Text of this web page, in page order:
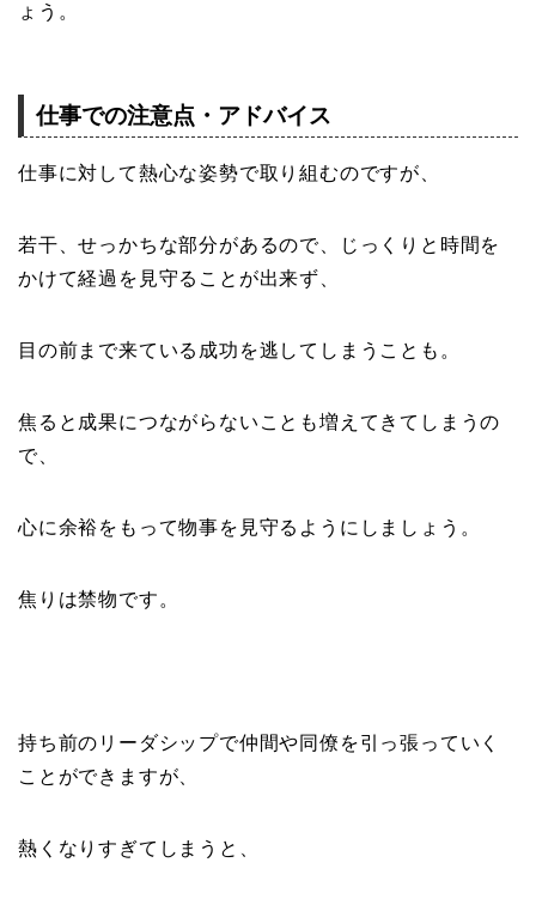
ょう。
仕事での注意点・アドバイス
仕事に対して熱心な姿勢で取り組むのですが、
若干、せっかちな部分があるので、じっくりと時間を
かけて経過を見守ることが出来ず、
目の前まで来ている成功を逃してしまうことも。
焦ると成果につながらないことも増えてきてしまうの
で、
心に余裕をもって物事を見守るようにしましょう。
焦りは禁物です。
持ち前のリーダシップで仲間や同僚を引っ張っていく
ことができますが、
熱くなりすぎてしまうと、